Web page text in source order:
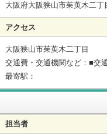
大阪府大阪狭山市茱萸木二丁
アクセス
大阪狭山市茱萸木二丁目
交通費・交通機関など：■交
最寄駅：
担当者